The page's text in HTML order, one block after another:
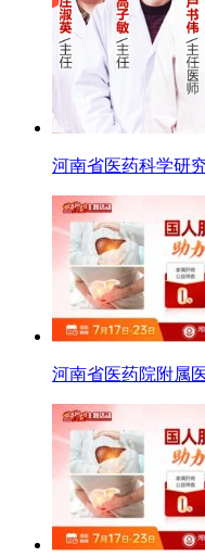
河南省医药科学研
河南省医药院附属